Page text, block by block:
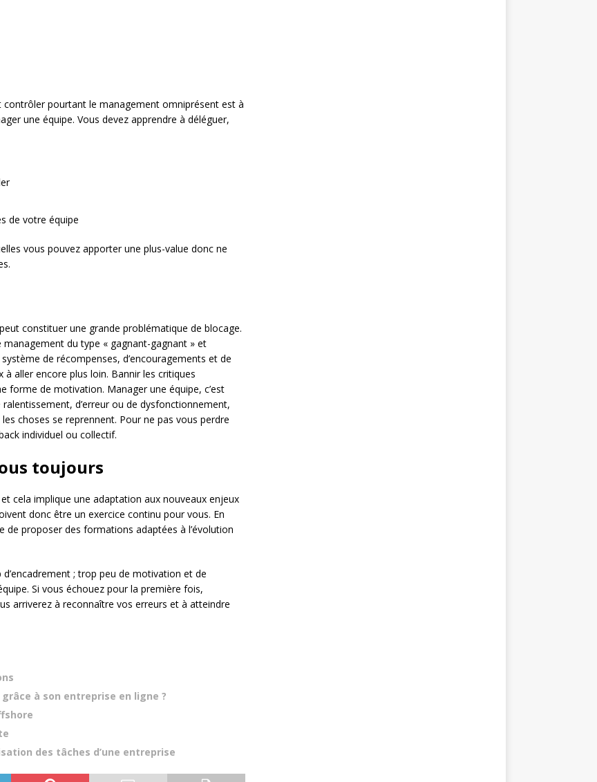
pourtant le management omniprésent est à
une équipe. Vous devez apprendre à déléguer,
de votre équipe
vous pouvez apporter une plus-value donc ne
constituer une grande problématique de blocage.
du type « gagnant-gagnant » et
de récompenses, d’encouragements et de
aller encore plus loin. Bannir les critiques
forme de motivation. Manager une équipe, c’est
d’erreur ou de dysfonctionnement,
choses se reprennent. Pour ne pas vous perdre
individuel ou collectif.
toujours
cela implique une adaptation aux nouveaux enjeux
donc être un exercice continu pour vous. En
proposer des formations adaptées à l’évolution
; trop peu de motivation et de
Si vous échouez pour la première fois,
arriverez à reconnaître vos erreurs et à atteindre
à son entreprise en ligne ?
des tâches d’une entreprise